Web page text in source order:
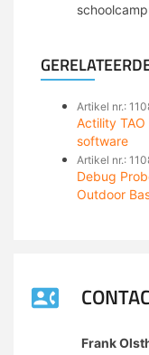
Artikel nr.:
Actility
software
Artikel nr.:
Debug
Outdoor
Frank